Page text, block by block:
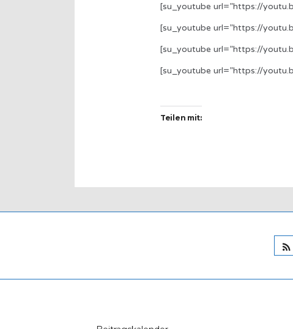
[su_youtube url=”https://
[su_youtube url=”https://
[su_youtube url=”https://
[su_youtube url=”https://
Teilen mit: